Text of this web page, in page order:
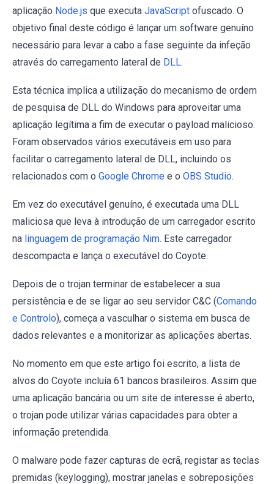
aplicação Node.js que executa JavaScript ofuscado. O
objetivo final deste código é lançar um software genuíno
necessário para levar a cabo a fase seguinte da infeção
através do carregamento lateral de DLL.
Esta técnica implica a utilização do mecanismo de ordem
de pesquisa de DLL do Windows para aproveitar uma
aplicação legítima a fim de executar o payload malicioso.
Foram observados vários executáveis em uso para
facilitar o carregamento lateral de DLL, incluindo os
relacionados com o Google Chrome e o OBS Studio.
Em vez do executável genuíno, é executada uma DLL
maliciosa que leva à introdução de um carregador escrito
na linguagem de programação Nim. Este carregador
descompacta e lança o executável do Coyote.
Depois de o trojan terminar de estabelecer a sua
persistência e de se ligar ao seu servidor C&C (Comando
e Controlo), começa a vasculhar o sistema em busca de
dados relevantes e a monitorizar as aplicações abertas.
No momento em que este artigo foi escrito, a lista de
alvos do Coyote incluía 61 bancos brasileiros. Assim que
uma aplicação bancária ou um site de interesse é aberto,
o trojan pode utilizar várias capacidades para obter a
informação pretendida.
O malware pode fazer capturas de ecrã, registar as teclas
premidas (keylogging), mostrar janelas e sobreposições